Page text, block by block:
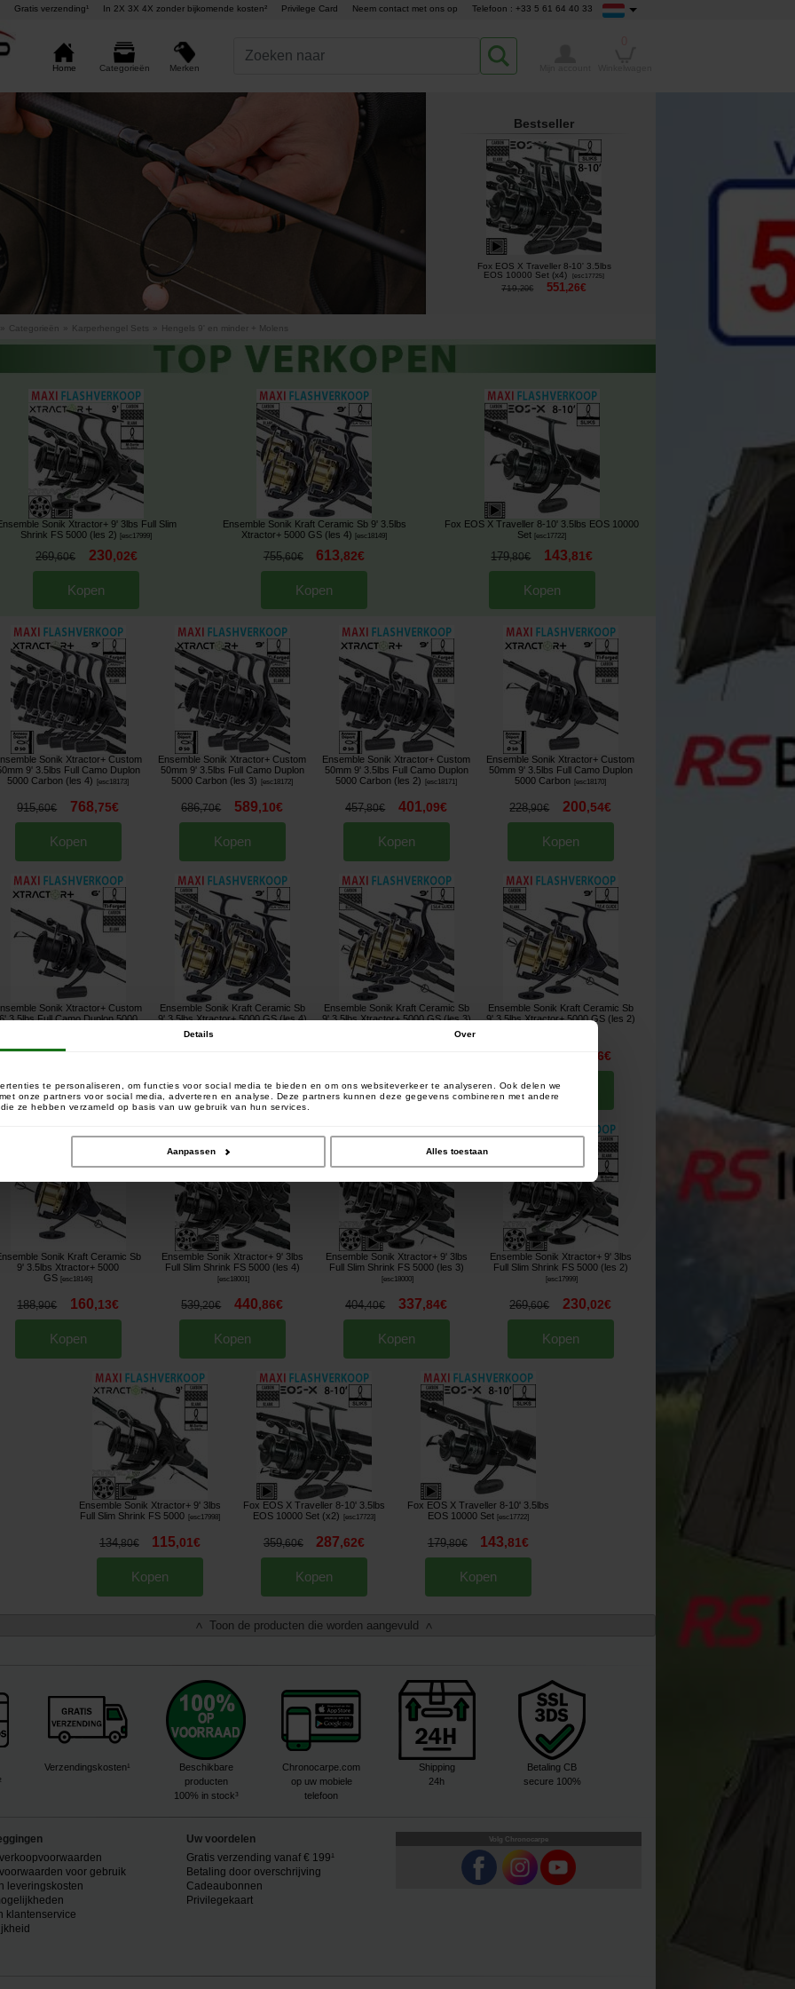
Details Over
te personaliseren, om functies voor social media te bieden en om ons websiteverkeer te analyseren. Ook delen we
onze partners voor social media, adverteren en analyse. Deze partners kunnen deze gegevens combineren met andere
ze hebben verzameld op basis van uw gebruik van hun services.
Aanpassen Alles toestaan
Gratis verzending¹ In 2X 3X 4X zonder bijkomende kosten² Privilege Card Neem contact met ons op Telefoon : +33 5 61 64 40 33
Home Categorieën Merken
Bestseller
Fox EOS X Traveller 8-10' 3.5lbs
EOS 10000 Set (x4)
[esc17725
719,20€ 551,26€
Categorieën Karperhengel Sets Hengels 9' en minder + Molens
Sonik Xtractor+ 9' 3lbs Full Slim
Shrink FS 5000 (les 2)
[esc17999]
269,60€ 230,02€
Kopen
Ensemble Sonik Kraft Ceramic Sb 9' 3.5lbs
Xtractor+ 5000 GS (les 4)
[esc18149]
755,60€ 613,82€
Kopen
Fox EOS X Traveller 8-10' 3.5lbs EOS 10000
Set [esc17722]
179,80€ 143,81€
Kopen
Sonik Xtractor+ Custom
9' 3.5lbs Full Camo Duplon
5000 Carbon (les 4)
esc18173]
915,60€ 768,75€
Kopen
Ensemble Sonik Xtractor+ Custom
50mm 9' 3.5lbs Full Camo Duplon
5000 Carbon (les 3)
esc18172]
686,70€ 589,10€
Kopen
Ensemble Sonik Xtractor+ Custom
50mm 9' 3.5lbs Full Camo Duplon
5000 Carbon (les 2)
esc18171]
457,80€ 401,09€
Kopen
Ensemble Sonik Xtractor+ Custom
50mm 9' 3.5lbs Full Camo Duplon
5000 Carbon
esc18170]
228,90€ 200,54€
Kopen
Sonik Xtractor+ Custom
3.5lbs Full Camo Duplon 5000
Kopen
Ensemble Sonik Kraft Ceramic Sb
9' 3.5lbs Xtractor+ 5000 GS (les 4)
Kopen
Ensemble Sonik Kraft Ceramic Sb
9' 3.5lbs Xtractor+ 5000 GS (les 3)
Kopen
Ensemble Sonik Kraft Ceramic Sb
9' 3.5lbs Xtractor+ 5000 GS (les 2)
26€
Kopen
Sonik Kraft Ceramic Sb
9' 3.5lbs Xtractor+ 5000
GS [esc18146]
188,90€ 160,13€
Kopen
Ensemble Sonik Xtractor+ 9' 3lbs
Full Slim Shrink FS 5000 (les 4)
[esc18001]
539,20€ 440,86€
Kopen
Ensemble Sonik Xtractor+ 9' 3lbs
Full Slim Shrink FS 5000 (les 3)
[esc18000]
404,40€ 337,84€
Kopen
Ensemble Sonik Xtractor+ 9' 3lbs
Full Slim Shrink FS 5000 (les 2)
[esc17999]
269,60€ 230,02€
Kopen
Ensemble Sonik Xtractor+ 9' 3lbs
Full Slim Shrink FS 5000
esc17998]
134,80€ 115,01€
Kopen
Fox EOS X Traveller 8-10' 3.5lbs
EOS 10000 Set (x2)
esc17723]
359,60€ 287,62€
Kopen
Fox EOS X Traveller 8-10' 3.5lbs
EOS 10000 Set [esc17722]
179,80€ 143,81€
Kopen
< Toon de producten die worden aangevuld >
Verzendingskosten¹
Beschikbare
producten
100% in stock³
Chronocarpe.com
op uw mobiele
telefoon
Shipping
24h
Betaling CB
secure 100%
voor gebruik
leveringskosten
klantenservice
Uw voordelen
Gratis verzending vanaf € 199¹
Betaling door overschrijving
Cadeaubonnen
Privilegekaart
Volg Chronocarpe